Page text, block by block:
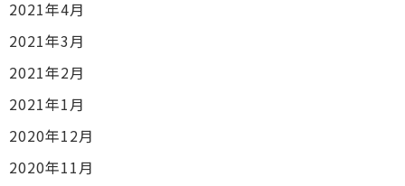
2021年4月
2021年3月
2021年2月
2021年1月
2020年12月
2020年11月